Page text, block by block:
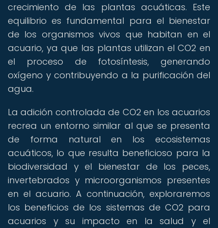
crecimiento de las plantas acuáticas. Este
equilibrio es fundamental para el bienestar
de los organismos vivos que habitan en el
acuario, ya que las plantas utilizan el CO2 en
el proceso de fotosíntesis, generando
oxígeno y contribuyendo a la purificación del
agua.
La adición controlada de CO2 en los acuarios
recrea un entorno similar al que se presenta
de forma natural en los ecosistemas
acuáticos, lo que resulta beneficioso para la
biodiversidad y el bienestar de los peces,
invertebrados y microorganismos presentes
en el acuario. A continuación, exploraremos
los beneficios de los sistemas de CO2 para
acuarios y su impacto en la salud y el